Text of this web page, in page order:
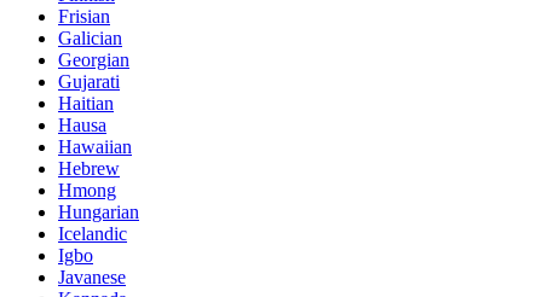
Frisian
Galician
Georgian
Gujarati
Haitian
Hausa
Hawaiian
Hebrew
Hmong
Hungarian
Icelandic
Igbo
Javanese